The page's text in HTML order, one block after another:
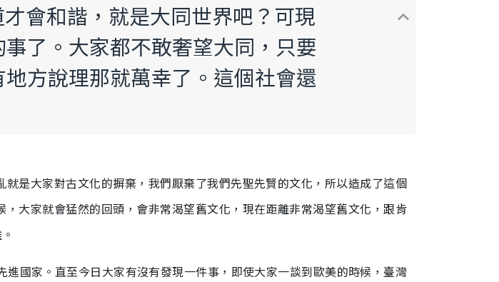
會和諧，就是大同世界吧？可現
了。大家都不敢奢望大同，只要
方說理那就萬幸了。這個社會還
keyboard_arrow_up
是大家對古文化的摒棄，我們厭棄了我們先聖先賢的文化，所以造成了這個
大家就會猛然的回頭，會非常渴望舊文化，現在距離非常渴望舊文化，跟肯
國家。直至今日大家有沒有發現一件事，即使大家一談到歐美的時候，臺灣